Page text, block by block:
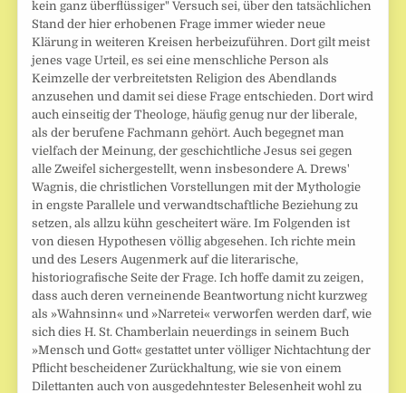
kein ganz überflüssiger" Versuch sei, über den tatsächlichen
Stand der hier erhobenen Frage immer wieder neue
Klärung in weiteren Kreisen herbeizuführen. Dort gilt meist
jenes vage Urteil, es sei eine menschliche Person als
Keimzelle der verbreitet­sten Religion des Abendlands
anzusehen und damit sei diese Frage entschieden. Dort wird
auch einseitig der Theologe, häufig genug nur der liberale,
als der berufene Fachmann gehört. Auch begegnet man
vielfach der Meinung, der geschichtliche Jesus sei gegen
alle Zweifel sichergestellt, wenn insbesondere A. Drews'
Wagnis, die christlichen Vorstellungen mit der Mythologie
in engste Parallele und verwandtschaft­liche Beziehung zu
setzen, als allzu kühn gescheitert wäre. Im Folgenden ist
von diesen Hypothesen völlig abgesehen. Ich richte mein
und des Lesers Augenmerk auf die literarische,
historiografische Seite der Frage. Ich hoffe damit zu zeigen,
dass auch deren verneinende Beantwortung nicht kurzweg
als »Wahnsinn« und »Narretei« verworfen werden darf, wie
sich dies H. St. Chamberlain neuerdings in seinem Buch
»Mensch und Gott« gestattet unter völliger Nichtachtung der
Pflicht bescheidener Zurückhaltung, wie sie von einem
Dilettanten auch von ausgedehntester Belesenheit wohl zu